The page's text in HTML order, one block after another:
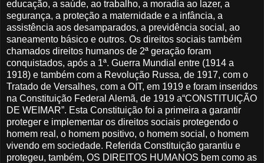
educação, a saúde, ao trabalho, a moradia ao lazer, a
segurança, a proteção a maternidade e a infância, a
assistência aos desamparados, a previdência social, ao
saneamento básico e outros. Os direitos sociais também
chamados direitos humanos de 2ª geração foram
conquistados, após a 1ª. Guerra Mundial entre (1914 a
1918) e também com a Revolução Russa, de 1917, com o
Tratado de Versalhes, com a OIT, em 1919 e foram inseridos
na Constituição Federal Alemã, de 1919 a“CONSTITUIÇÃO
DE WEIMAR”. Esta Constituição foi a primeira a garantir
proteger e implementar os direitos sociais protegendo o
homem real, o homem positivo, o homem social, o homem
vivendo em sociedade. Referida Constituição garantiu e
protegeu, também, OS DIREITOS HUMANOS bem como as